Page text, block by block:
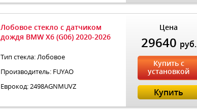
Лобовое стекло с датчиком
дождя BMW X6 (G06) 2020-2026
Тип стекла: Лобовое
Производитель: FUYAO
Еврокод: 2498AGNMUVZ
Цена
29640 руб.
Купить с
установкой
Купить